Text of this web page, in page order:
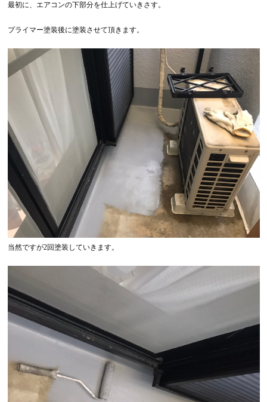
最初に、エアコンの下部分を仕上げていきさす。
プライマー塗装後に塗装させて頂きます。
当然ですが2回塗装していきます。